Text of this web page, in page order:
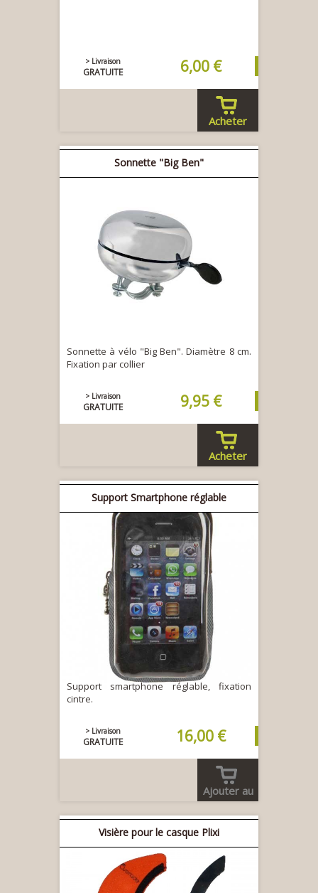
> Livraison
GRATUITE 6,00 €
Acheter
Sonnette "Big Ben"
Sonnette à vélo "Big Ben". Diamètre 8 cm.
Fixation par collier
> Livraison
GRATUITE 9,95 €
Acheter
Support Smartphone réglable
Support smartphone réglable, fixation
cintre.
> Livraison
GRATUITE 16,00 €
Ajouter au
panier
Visière pour le casque Plixi